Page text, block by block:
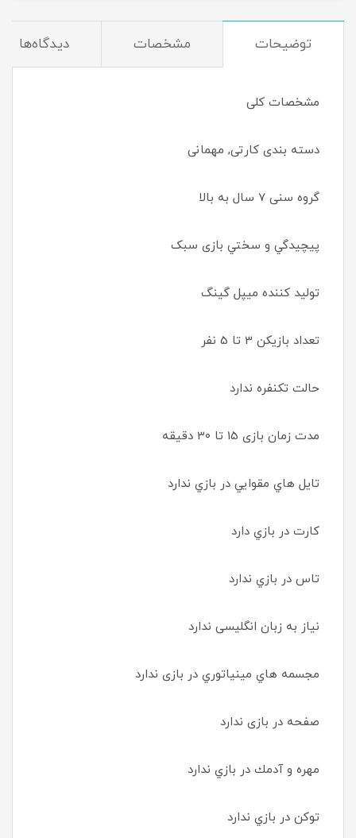
توضیحات مشخصات دیدگاه‌ها
مشخصات کلی
دسته بندی کارتی, مهمانی
گروه سنی 7 سال به بالا
پيچيدگي و سختي بازی سبک
تولید کننده میپل گینگ
تعداد بازیکن 3 تا 5 نفر
حالت تکنفره ندارد
مدت زمان بازی 15 تا 30 دقیقه
تايل هاي مقوايي در بازي ندارد
كارت در بازي دارد
تاس در بازي ندارد
نیاز به زبان انگلیسی ندارد
مجسمه هاي مينياتوري در بازی ندارد
صفحه در بازی ندارد
مهره و آدمك در بازي ندارد
توكن در بازي ندارد